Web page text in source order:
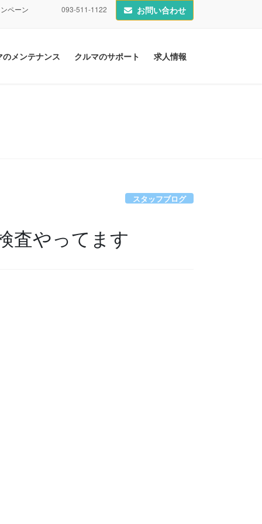
ペーン 093-511-1122 お問い合わせ
のメンテナンス クルマのサポート 求人情報
スタッフブログ
査やってます